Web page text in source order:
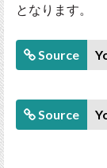
となります。
Source
Source